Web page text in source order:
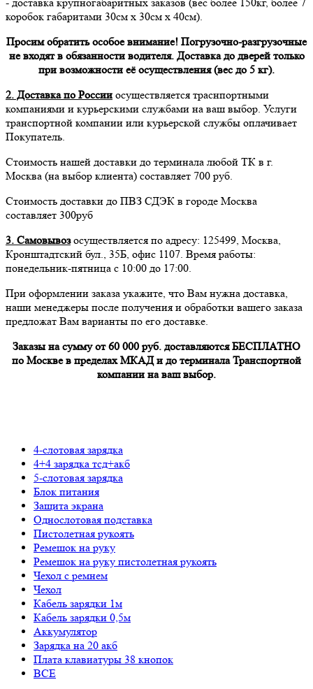
коробок габаритами 30см х 30см х 40см).
Просим обратить особое внимание! Погрузочно-разгрузочные
не входят в обязанности водителя. Доставка до дверей только
при возможности её осуществления (вес до 5 кг).
2. Доставка по России осуществляется траснпортными
компаниями и курьерскими службами на ваш выбор. Услуги
транспортной компании или курьерской службы оплачивает
Покупатель.
Стоимость нашей доставки до терминала любой ТК в г.
Москва (на выбор клиента) составляет 700 руб.
Стоимость доставки до ПВЗ СДЭК в городе Москва
составляет 300руб
3. Самовывозосуществляется по адресу: 125499, Москва,
Кронштадтский бул., 35Б, офис 1107. Время работы:
понедельник-пятница с 10:00 до 17:00.
При оформлении заказа укажите, что Вам нужна доставка,
наши менеджеры после получения и обработки вашего заказа
предложат Вам варианты по его доставке.
Заказы на сумму от 60 000 руб. доставляются БЕСПЛАТНО
по Москве в пределах МКАД и до терминала Транспортной
компании на ваш выбор.
4-слотовая зарядка
4+4 зарядка тсд+акб
5-слотовая зарядка
Блок питания
Защита экрана
Однослотовая подставка
Пистолетная рукоять
Ремешок на руку
Ремешок на руку пистолетная рукоять
Чехол с ремнем
Чехол
Кабель зарядки 1м
Кабель зарядки 0,5м
Аккумулятор
Зарядка на 20 акб
Плата клавиатуры 38 кнопок
ВСЕ